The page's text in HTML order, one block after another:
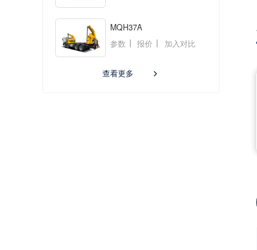
MQH37A
参数
报价 加入对比
查看更多 